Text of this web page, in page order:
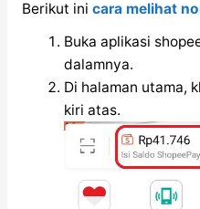
Berikut ini cara melihat
Buka aplikasi
dalamnya.
Di halaman utama,
kiri atas.